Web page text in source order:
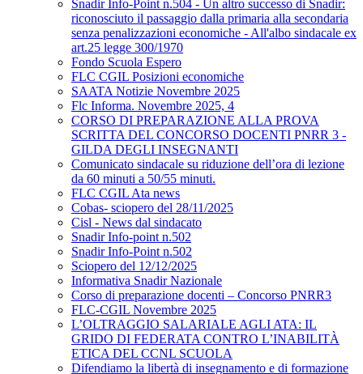
Snadir Info-Point n.504 - Un altro successo di Snadir:
riconosciuto il passaggio dalla primaria alla secondaria
senza penalizzazioni economiche - All'albo sindacale ex
art.25 legge 300/1970
Fondo Scuola Espero
FLC CGIL Posizioni economiche
SAATA Notizie Novembre 2025
Flc Informa. Novembre 2025, 4
CORSO DI PREPARAZIONE ALLA PROVA
SCRITTA DEL CONCORSO DOCENTI PNRR 3 -
GILDA DEGLI INSEGNANTI
Comunicato sindacale su riduzione dell’ora di lezione
da 60 minuti a 50/55 minuti.
FLC CGIL Ata news
Cobas- sciopero del 28/11/2025
Cisl - News dal sindacato
Snadir Info-point n.502
Snadir Info-Point n.502
Sciopero del 12/12/2025
Informativa Snadir Nazionale
Corso di preparazione docenti – Concorso PNRR3
FLC-CGIL Novembre 2025
L’OLTRAGGIO SALARIALE AGLI ATA: IL
GRIDO DI FEDERATA CONTRO L’INABILITÀ
ETICA DEL CCNL SCUOLA
Difendiamo la libertà di insegnamento e di formazione